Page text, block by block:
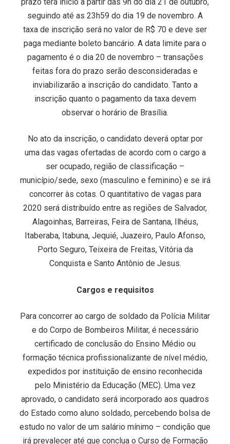
seguindo até as 23h59 do dia 19 de novembro. A
taxa de inscrição será no valor de R$ 70 e deve ser
paga mediante boleto bancário. A data limite para o
pagamento é o dia 20 de novembro – transações
feitas fora do prazo serão desconsideradas e
inviabilizarão a inscrição do candidato. Tanto a
inscrição quanto o pagamento da taxa devem
observar o horário de Brasília.
No ato da inscrição, o candidato deverá optar por
uma das vagas ofertadas de acordo com o cargo a
ser ocupado, região de classificação –
município/sede, sexo (masculino e feminino) e se irá
concorrer às cotas. O quantitativo de vagas para
2020 será distribuído entre as regiões de Salvador,
Alagoinhas, Barreiras, Feira de Santana, Ilhéus,
Itaberaba, Itabuna, Jequié, Juazeiro, Paulo Afonso,
Porto Seguro, Teixeira de Freitas, Vitória da
Conquista e Santo Antônio de Jesus.
Cargos e requisitos
Para concorrer ao cargo de soldado da Polícia Militar
e do Corpo de Bombeiros Militar, é necessário
certificado de conclusão do Ensino Médio ou
formação técnica profissionalizante de nível médio,
expedidos por instituição de ensino reconhecida
pelo Ministério da Educação (MEC). Uma vez
aprovado, o candidato será incorporado aos quadros
do Estado como aluno soldado, percebendo bolsa de
estudo no valor de um salário mínimo – condição que
irá prevalecer até que conclua o Curso de Formação